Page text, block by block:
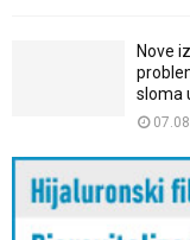
Nove
sloma